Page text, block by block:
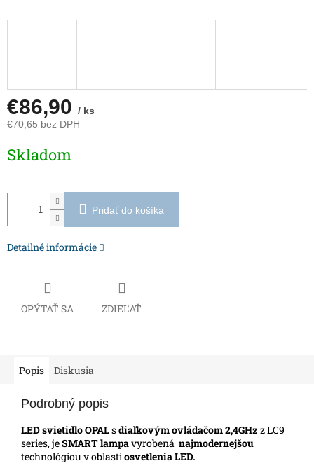
€86,90 / ks
€70,65 bez DPH
cena:
Skladom
Pridať do košíka
Detailné informácie
OPÝTAŤ SA ZDIEĽAŤ
Popis Diskusia
Podrobný popis
LED svietidlo OPALsdiaľkovým ovládačom 2,4GHz z LC9
series, jeSMART lampavyrobená najmodernejšou
technológiou v oblastiosvetlenia LED.